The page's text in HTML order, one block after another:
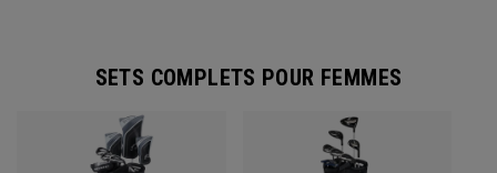
SETS COMPLETS POUR FEMMES